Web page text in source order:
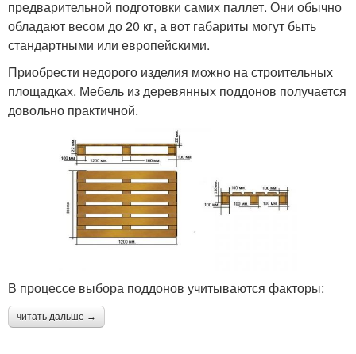
предварительной подготовки самих паллет. Они обычно
обладают весом до 20 кг, а вот габариты могут быть
стандартными или европейскими.
Приобрести недорого изделия можно на строительных
площадках. Мебель из деревянных поддонов получается
довольно практичной.
В процессе выбора поддонов учитываются факторы:
читать дальше →